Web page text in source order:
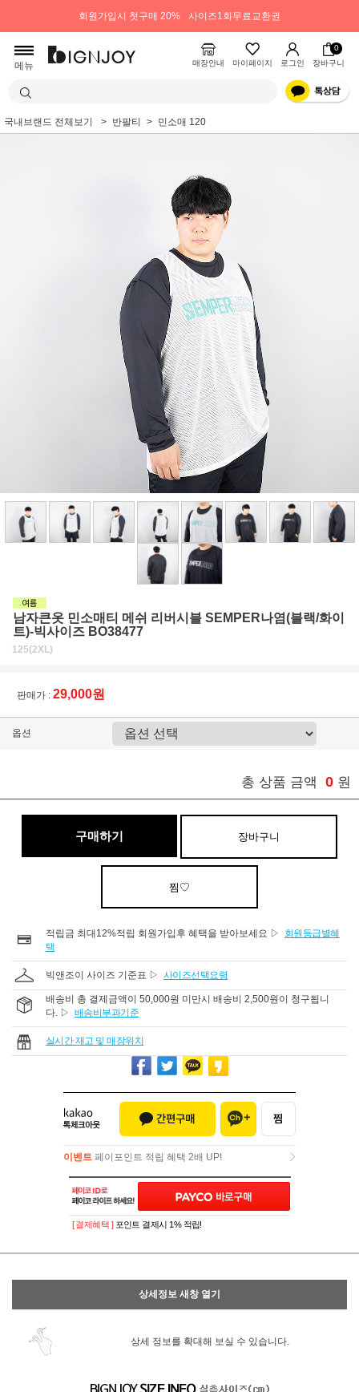
회원가입시 첫구매 20% 사이즈1회무료교환권
메뉴 매장안내 마이페이지 로그인
0
장바구니
국내브랜드 전체보기 반팔티 민소매 120
남자큰옷 민소매티 메쉬 리버시블 SEMPER나염(블랙/화이
트)-빅사이즈 BO38477
125(2XL)
판매가 : 29,000원
옵션
총 상품 금액 0 원
구매하기 장바구니
찜♡
적립금 최대12%적립 회원가입후 혜택을 받아보세요 ▷
회원등급별혜
택
빅앤조이 사이즈 기준표 ▷ 사이즈선택요령
배송비 총 결제금액이 50,000원 미만시 배송비 2,500원이 청구됩니
다. ▷ 배송비부과기준
실시간 재고 및 매장위치
이벤트 페이포인트 적립 혜택 2배 UP!
이벤트페이포인트 적립 혜택 2배 UP!
[ 결제혜택 ] 포인트 결제시 1% 적립!
상세정보 새창 열기
상세 정보를 확대해 보실 수 있습니다.